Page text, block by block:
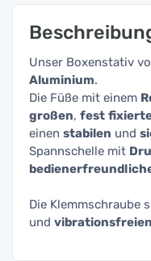
Unser Boxenstativ
Aluminium.
Die Füße mit einem
großen, fest
einen stabilen und
Spannschelle mit
Die Klemmschraube
und vibrationsfreien